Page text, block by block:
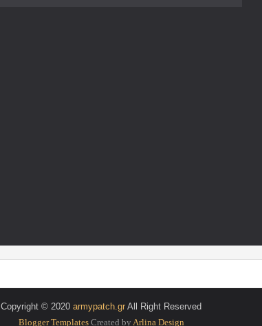
Copyright © 2020 armypatch.gr All Right Reserved
Blogger TemplatesCreated by Arlina Design